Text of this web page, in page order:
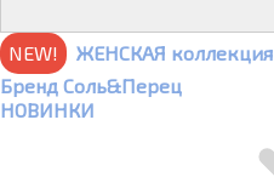
NEW!
ЖЕНСКАЯ коллекция
Бренд Соль&Перец
НОВИНКИ